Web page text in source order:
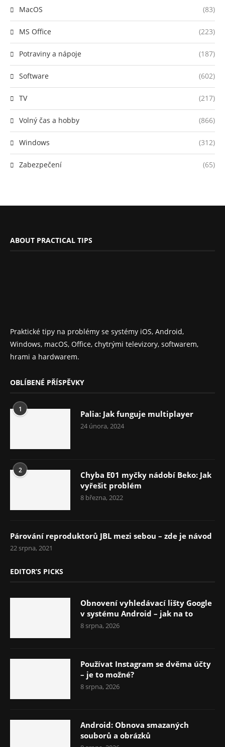
MacOS (83)
MS Office (223)
Potraviny a nápoje (187)
Software (602)
TV (217)
Volný čas a hobby (866)
Windows (312)
Zabezpečení (65)
ABOUT PRACTICAL TIPS
Praktické tipy na problémy se systémy iOS, Android,
Windows, macOS, Office, chytrými televizory, softwarem,
hrami a hardwarem.
OBLÍBENÉ PŘÍSPĚVKY
1 Palia: Jak funguje multiplayer
24 února, 2024
2
Chyba E01 myčky nádobí Beko: Jak
vyřešit problém
8 března, 2022
Párování reproduktorů JBL mezi sebou – zde je návod
22 srpna, 2021
EDITOR’S PICKS
Obnovení vyhledávací lišty Google
v systému Android – jak na to
8 srpna, 2026
Používat Instagram se dvěma účty
– je to možné?
8 srpna, 2026
Android: Obnova smazaných
souborů a obrázků